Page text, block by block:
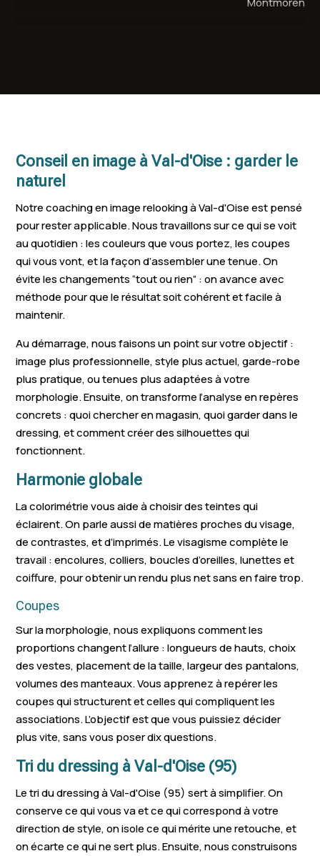
Méry-sur-Oise
Pierrelaye
Fosses
Groslay
Le Plessis-
Bouchard
Bessancourt
Saint-Prix Écouen
Auvers-sur-Oise
Bouffémont
Menucourt
Viarmes
Mériel Champagne-
Luzarches
La Frette-sur-
Le Thillay
Bruyères-sur-Oise Survilliers Montsoult
Presles
Chaumontel Frépillon
Asnières-sur-
Margency
Montlignon
Vémars
Roissy-en-France
Bernes-sur-Oise
Andilly
Saint-Martin-du-
Butry-sur-Oise Belloy-en-France
Fontenay-en-
Neuville-sur-Oise
Boissy-l'Aillerie
Baillet-en-France
Maffliers
Nesles-la-
Attainville
Mours
Conseil en image à Val-d'Oise : garder le
naturel
Notre coaching en image relooking à Val-d'Oise est pensé
pour rester applicable. Nous travaillons sur ce qui se voit
au quotidien : les couleurs que vous portez, les coupes
qui vous vont, et la façon d’assembler une tenue. On
évite les changements “tout ou rien” : on avance avec
méthode pour que le résultat soit cohérent et facile à
maintenir.
Au démarrage, nous faisons un point sur votre objectif :
image plus professionnelle, style plus actuel, garde-robe
plus pratique, ou tenues plus adaptées à votre
morphologie. Ensuite, on transforme l’analyse en repères
concrets : quoi chercher en magasin, quoi garder dans le
dressing, et comment créer des silhouettes qui
fonctionnent.
Harmonie globale
La colorimétrie vous aide à choisir des teintes qui
éclairent. On parle aussi de matières proches du visage,
de contrastes, et d’imprimés. Le visagisme complète le
travail : encolures, colliers, boucles d’oreilles, lunettes et
coiffure, pour obtenir un rendu plus net sans en faire trop.
Coupes
Sur la morphologie, nous expliquons comment les
proportions changent l’allure : longueurs de hauts, choix
des vestes, placement de la taille, largeur des pantalons,
volumes des manteaux. Vous apprenez à repérer les
coupes qui structurent et celles qui compliquent les
associations. L’objectif est que vous puissiez décider
plus vite, sans vous poser dix questions.
Tri du dressing à Val-d'Oise (95)
Le tri du dressing à Val-d'Oise (95) sert à simplifier. On
conserve ce qui vous va et ce qui correspond à votre
direction de style, on isole ce qui mérite une retouche, et
on écarte ce qui ne sert plus. Ensuite, nous construisons